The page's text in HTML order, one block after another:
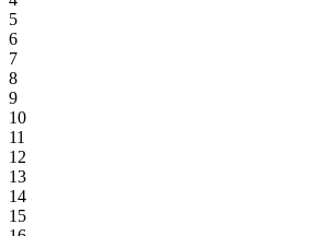
5
6
7
8
9
10
11
12
13
14
15